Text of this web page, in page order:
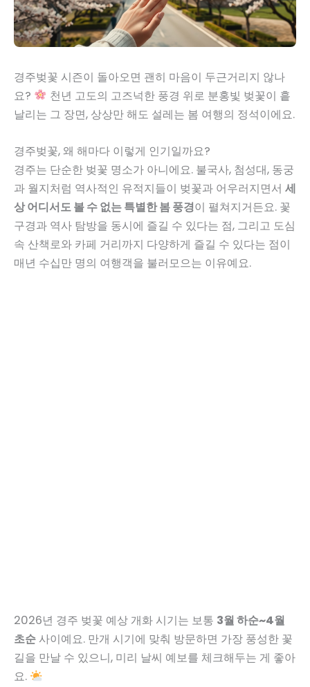
경주벚꽃 시즌이 돌아오면 괜히 마음이 두근거리지 않나
요?
천년 고도의 고즈넉한 풍경 위로 분홍빛 벚꽃이 흩
날리는 그 장면, 상상만 해도 설레는 봄 여행의 정석이에요.
경주벚꽃, 왜 해마다 이렇게 인기일까요?
경주는 단순한 벚꽃 명소가 아니에요. 불국사, 첨성대, 동궁
과 월지처럼 역사적인 유적지들이 벚꽃과 어우러지면서 세
상 어디서도 볼 수 없는 특별한 봄 풍경이 펼쳐지거든요. 꽃
구경과 역사 탐방을 동시에 즐길 수 있다는 점, 그리고 도심
속 산책로와 카페 거리까지 다양하게 즐길 수 있다는 점이
매년 수십만 명의 여행객을 불러모으는 이유예요.
2026년 경주 벚꽃 예상 개화 시기는 보통 3월 하순~4월
초순 사이예요. 만개 시기에 맞춰 방문하면 가장 풍성한 꽃
길을 만날 수 있으니, 미리 날씨 예보를 체크해두는 게 좋아
요.